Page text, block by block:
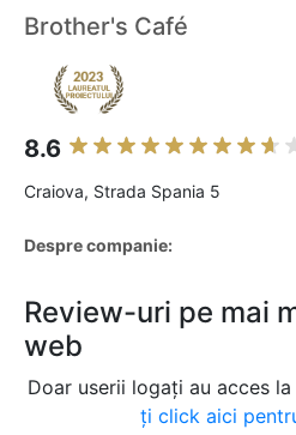
Brother's Café
8.6
Craiova, Strada Spania 5
Despre companie:
Review-uri pe mai
web
Doar userii logați au acces
ți click aici